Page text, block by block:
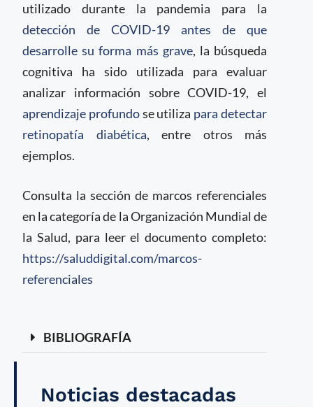
utilizado durante la pandemia para la
detección de COVID-19 antes de que
desarrolle su forma más grave, la búsqueda
cognitiva ha sido utilizada para evaluar
analizar información sobre COVID-19, el
aprendizaje profundose utiliza para detectar
retinopatía diabética, entre otros más
ejemplos.
Consulta la sección de marcos referenciales
en la categoría de la Organización Mundial de
la Salud, para leer el documento completo:
https://saluddigital.com/marcos-
referenciales
BIBLIOGRAFÍA
Noticias destacadas